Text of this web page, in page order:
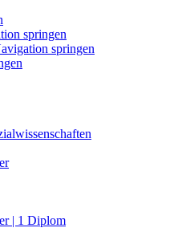
springen
springen
| 1 Diplom